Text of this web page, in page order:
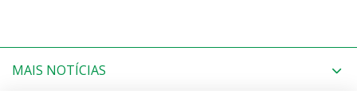
MAIS NOTÍCIAS